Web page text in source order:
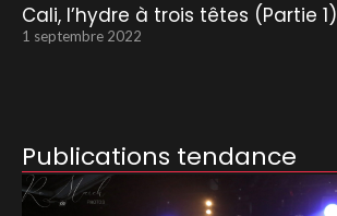
Cali, l’hydre à trois têtes (Partie 1)
1 septembre 2022
Publications tendance